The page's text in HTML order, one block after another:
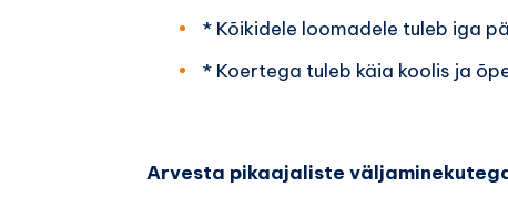
* Kõikidele loomadele tuleb iga
* Koertega tuleb käia koolis ja
Arvesta pikaajaliste